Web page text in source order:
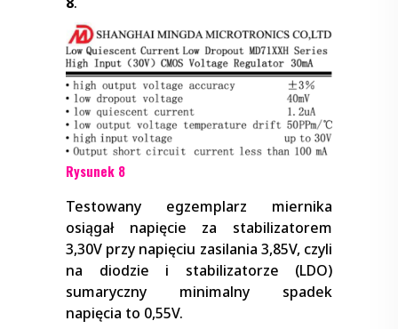
Rysunek 8
Testowany egzemplarz miernika
osiągał napięcie za stabilizatorem
3,30V przy napięciu zasilania 3,85V, czyli
na diodzie i stabilizatorze (LDO)
sumaryczny minimalny spadek
napięcia to 0,55V.